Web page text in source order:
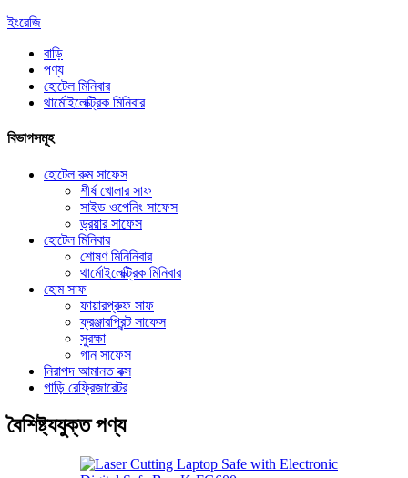
ইংরেজি
বাড়ি
পণ্য
হোটেল মিনিবার
থার্মোইলেক্ট্রিক মিনিবার
বিভাগসমূহ
হোটেল রুম সাফেস
শীর্ষ খোলার সাফ
সাইড ওপেনিং সাফেস
ড্রয়ার সাফেস
হোটেল মিনিবার
শোষণ মিনিনিবার
থার্মোইলেক্ট্রিক মিনিবার
হোম সাফ
ফায়ারপ্রুফ সাফ
ফ্রঞ্জারপ্রিন্ট সাফেস
সুরক্ষা
গান সাফেস
নিরাপদ আমানত বক্স
গাড়ি রেফ্রিজারেটর
বৈশিষ্ট্যযুক্ত পণ্য